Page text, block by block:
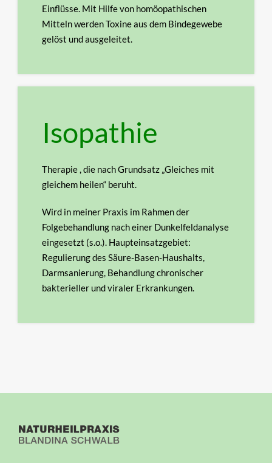
Einflüsse. Mit Hilfe von homöopathischen
Mitteln werden Toxine aus dem Bindegewebe
gelöst und ausgeleitet.
Isopathie
Therapie , die nach Grundsatz „Gleiches mit
gleichem heilen“ beruht.
Wird in meiner Praxis im Rahmen der
Folgebehandlung nach einer Dunkelfeldanalyse
eingesetzt (s.o.). Haupteinsatzgebiet:
Regulierung des Säure-Basen-Haushalts,
Darmsanierung, Behandlungchronischer
bakterieller und viraler Erkrankungen.